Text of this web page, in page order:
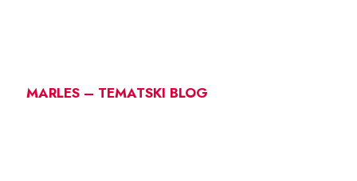
MARLES – TEMATSKI BLOG